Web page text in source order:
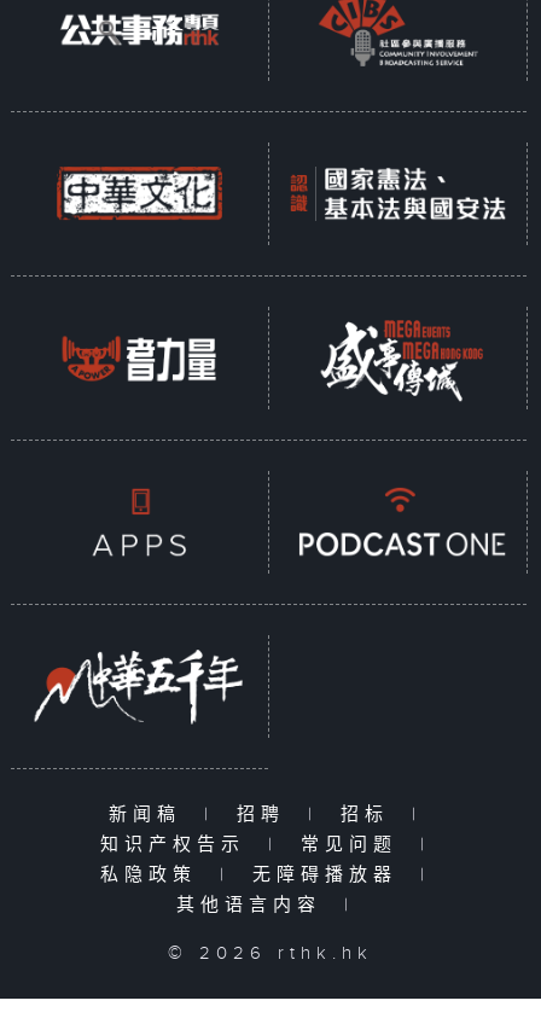
新闻稿 | 招聘 | 招标
|
知识产权告示
| 常见问题
|
私隐政策
| 无障碍播放器
|
其他语言内容
|
© 2026 rthk.hk